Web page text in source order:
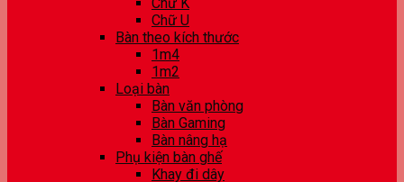
Chữ U
Bàn theo kích thước
1m4
1m2
Loại bàn
Bàn văn phòng
Bàn Gaming
Bàn nâng hạ
Phụ kiện bàn ghế
Khay đi dây